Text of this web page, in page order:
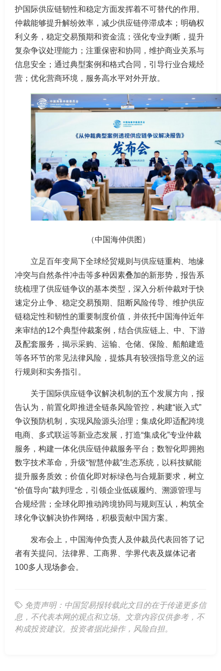
护国际供应链韧性和稳定方面发挥着不可替代的作用。
仲裁能够提升解纷效率，减少供应链停滞成本；明确权
利义务，稳定交易预期和资金流；强化专业判断，提升
复杂争议处理能力；注重保密和协同，维护商业关系与
信息安全；通过典型案例和格式合同，引导行业合规经
营；优化营商环境，服务高水平对外开放。
（中国海仲供图）
立足百年变局下全球经贸规则与供应链重构、地缘
冲突与自然条件冲击等多种因素叠加的新形势，报告系
统梳理了供应链争议的基本类型，深入分析仲裁对于快
速定分止争、稳定交易预期、阻断风险传导、维护供应
链稳定性和韧性的重要制度价值，并依托中国海仲近年
来审结的12个典型仲裁案例，结合供应链上、中、下游
及配套服务，揭示采购、运输、仓储、保险、船舶建造
等各环节的常见法律风险，提炼具有较强指导意义的运
行规则和实务指引。
关于国际供应链争议解决机制的五个发展方向，报
告认为，前置化即推进全链条风险管控，构建“嵌入式”
争议预防机制，实现风险源头治理；集成化即适配跨境
电商、多式联运等新业态发展，打造“集成化”专业仲裁
服务，构建一体化供应链仲裁服务平台；数智化即拥抱
数字技术革命，升级“智慧仲裁”生态系统，以科技赋能
提升服务质效；价值化即对标绿色与合规新要求，树立
“价值导向”裁判理念，引领企业低碳履约、溯源管理与
合规经营；全球化即推动跨境协同与规则互认，构筑全
球化争议解决协作网络，积极贡献中国方案。
发布会上，中国海仲负责人及仲裁员代表回答了记
者有关提问。法律界、工商界、学界代表及媒体记者
100多人现场参会。
免责声明：中国贸易报转载此文目的在于传递更多信
息，不代表本网的观点和立场。文章内容仅供参考，不
构成投资建议。投资者据此操作，风险自担。